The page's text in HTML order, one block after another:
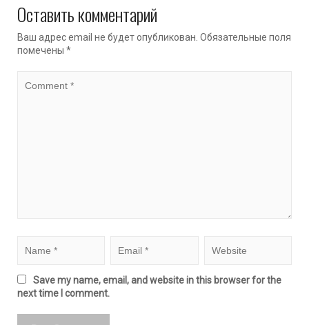
Оставить комментарий
Ваш адрес email не будет опубликован. Обязательные поля
помечены *
Save my name, email, and website in this browser for the
next time I comment.